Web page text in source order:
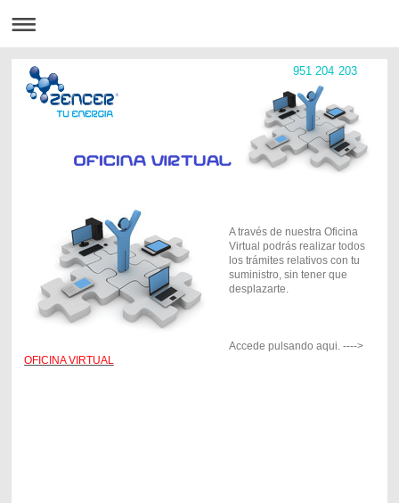
951 204 203
A través de nuestra Oficina
Virtual podrás realizar todos
los trámites relativos con tu
suministro, sin tener que
desplazarte.
Accede pulsando aqui. ---->
OFICINA VIRTUAL